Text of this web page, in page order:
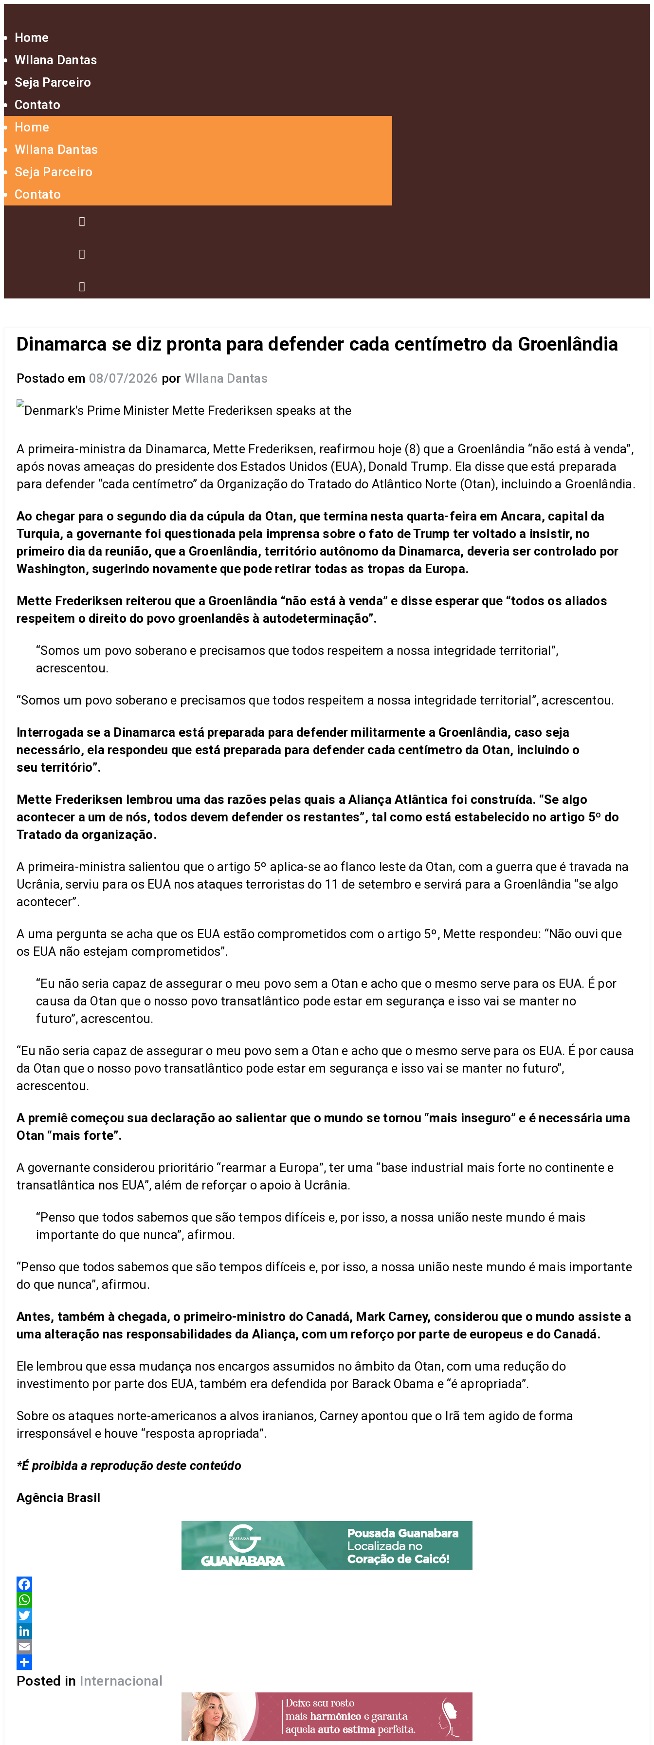
Home
Wllana Dantas
Seja Parceiro
Contato
Home
Wllana Dantas
Seja Parceiro
Contato
Dinamarca se diz pronta para defender cada centímetro da Groenlândia
Postado em 08/07/2026 por Wllana Dantas
A primeira-ministra da Dinamarca, Mette Frederiksen, reafirmou hoje (8) que a Groenlândia “não está à venda”,
após novas ameaças do presidente dos Estados Unidos (EUA), Donald Trump. Ela disse que está preparada
para defender “cada centímetro” da Organização do Tratado do Atlântico Norte (Otan), incluindo a Groenlândia.
Ao chegar para o segundo dia da cúpula da Otan, que termina nesta quarta-feira em Ancara, capital da
Turquia, a governante foi questionada pela imprensa sobre o fato de Trump ter voltado a insistir, no
primeiro dia da reunião, que a Groenlândia, território autônomo da Dinamarca, deveria ser controlado por
Washington, sugerindo novamente que pode retirar todas as tropas da Europa.
Mette Frederiksen reiterou que a Groenlândia “não está à venda” e disse esperar que “todos os aliados
respeitem o direito do povo groenlandês à autodeterminação”.
“Somos um povo soberano e precisamos que todos respeitem a nossa integridade territorial”,
acrescentou.
“Somos um povo soberano e precisamos que todos respeitem a nossa integridade territorial”, acrescentou.
Interrogada se a Dinamarca está preparada para defender militarmente a Groenlândia, caso seja
necessário, ela respondeu que está preparada para defender cada centímetro da Otan, incluindo o
seu território”.
Mette Frederiksen lembrou uma das razões pelas quais a Aliança Atlântica foi construída. “Se algo
acontecer a um de nós, todos devem defender os restantes”, tal como está estabelecido no artigo 5º do
Tratado da organização.
A primeira-ministra salientou que o artigo 5º aplica-se ao flanco leste da Otan, com a guerra que é travada na
Ucrânia, serviu para os EUA nos ataques terroristas do 11 de setembro e servirá para a Groenlândia “se algo
acontecer”.
A uma pergunta se acha que os EUA estão comprometidos com o artigo 5º, Mette respondeu: “Não ouvi que
os EUA não estejam comprometidos”.
“Eu não seria capaz de assegurar o meu povo sem a Otan e acho que o mesmo serve para os EUA. É por
causa da Otan que o nosso povo transatlântico pode estar em segurança e isso vai se manter no
futuro”, acrescentou.
“Eu não seria capaz de assegurar o meu povo sem a Otan e acho que o mesmo serve para os EUA. É por causa
da Otan que o nosso povo transatlântico pode estar em segurança e isso vai se manter no futuro”,
acrescentou.
A premiê começou sua declaração ao salientar que o mundo se tornou “mais inseguro” e é necessária uma
Otan “mais forte”.
A governante considerou prioritário “rearmar a Europa”, ter uma “base industrial mais forte no continente e
transatlântica nos EUA”, além de reforçar o apoio à Ucrânia.
“Penso que todos sabemos que são tempos difíceis e, por isso, a nossa união neste mundo é mais
importante do que nunca”, afirmou.
“Penso que todos sabemos que são tempos difíceis e, por isso, a nossa união neste mundo é mais importante
do que nunca”, afirmou.
Antes, também à chegada, o primeiro-ministro do Canadá, Mark Carney, considerou que o mundo assiste a
uma alteração nas responsabilidades da Aliança, com um reforço por parte de europeus e do Canadá.
Ele lembrou que essa mudança nos encargos assumidos no âmbito da Otan, com uma redução do
investimento por parte dos EUA, também era defendida por Barack Obama e “é apropriada”.
Sobre os ataques norte-americanos a alvos iranianos, Carney apontou que o Irã tem agido de forma
irresponsável e houve “resposta apropriada”.
*É proibida a reprodução deste conteúdo
Agência Brasil
Facebook
WhatsApp
Twitter
LinkedIn
Email
Share
Posted in Internacional